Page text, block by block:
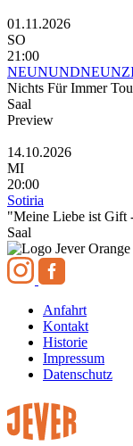
01.11.2026
SO
21:00
Nichts Für Immer
Saal
Preview
14.10.2026
MI
20:00
Sotiria
"Meine Liebe ist Gift
Saal
Anfahrt
Kontakt
Historie
Impressum
Datenschutz